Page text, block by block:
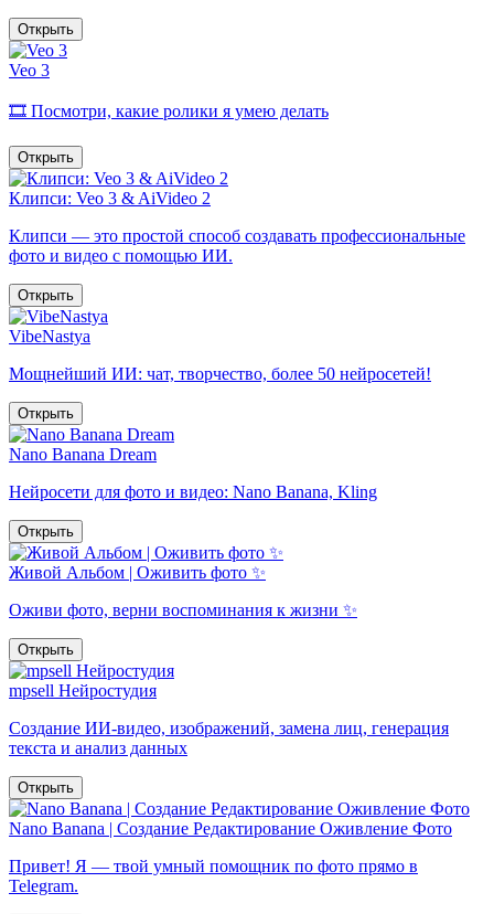
Открыть
Veo 3
🎞 Посмотри, какие ролики я умею делать
Открыть
Клипси: Veo 3 & AiVideo 2
Клипси — это простой способ создавать профессиональные
фото и видео с помощью ИИ.
Открыть
VibeNastya
Мощнейший ИИ: чат, творчество, более 50 нейросетей!
Открыть
Nano Banana Dream
Нейросети для фото и видео: Nano Banana, Kling
Открыть
Живой Альбом | Оживить фото ✨
Оживи фото, верни воспоминания к жизни ✨
Открыть
mpsell Нейростудия
Создание ИИ-видео, изображений, замена лиц, генерация
текста и анализ данных
Открыть
Nano Banana | Создание Редактирование Оживление Фото
Привет! Я — твой умный помощник по фото прямо в
Telegram.